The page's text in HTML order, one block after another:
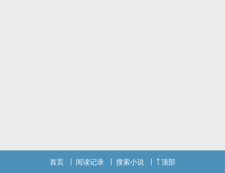
首页 阅读记录 搜索小说 顶部